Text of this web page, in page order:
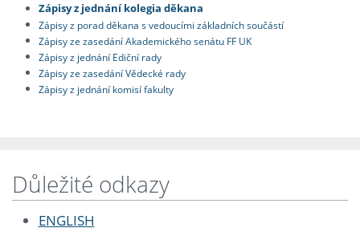
Zápisy z jednání kolegia děkana
Zápisy z porad děkana s vedoucími základních součástí
Zápisy ze zasedání Akademického senátu FF UK
Zápisy z jednání Ediční rady
Zápisy ze zasedání Vědecké rady
Zápisy z jednání komisí fakulty
Důležité odkazy
ENGLISH